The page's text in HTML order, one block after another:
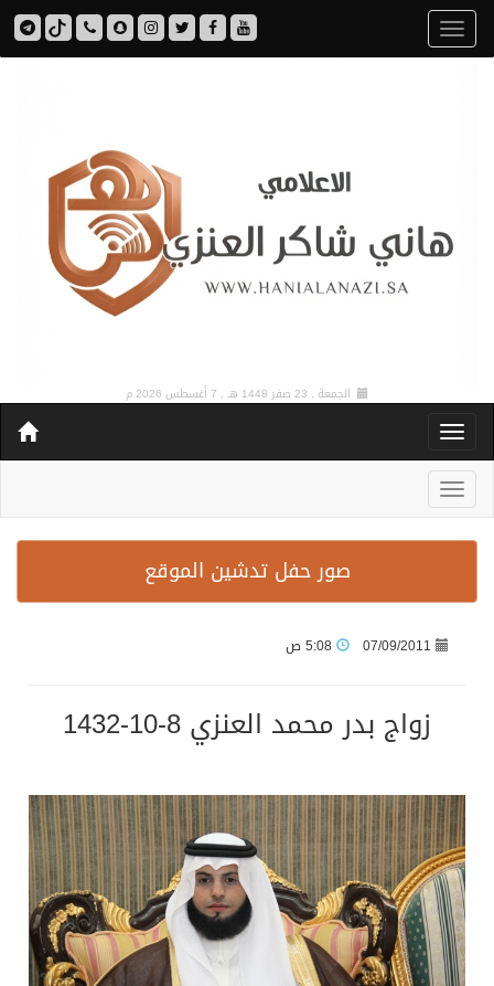
الجمعة , 23 صفر 1448 هـ , 7 أغسطس 2026 م
صور حفل تدشين الموقع
07/09/2011
زواج بدر محمد العنزي 8-10-1432